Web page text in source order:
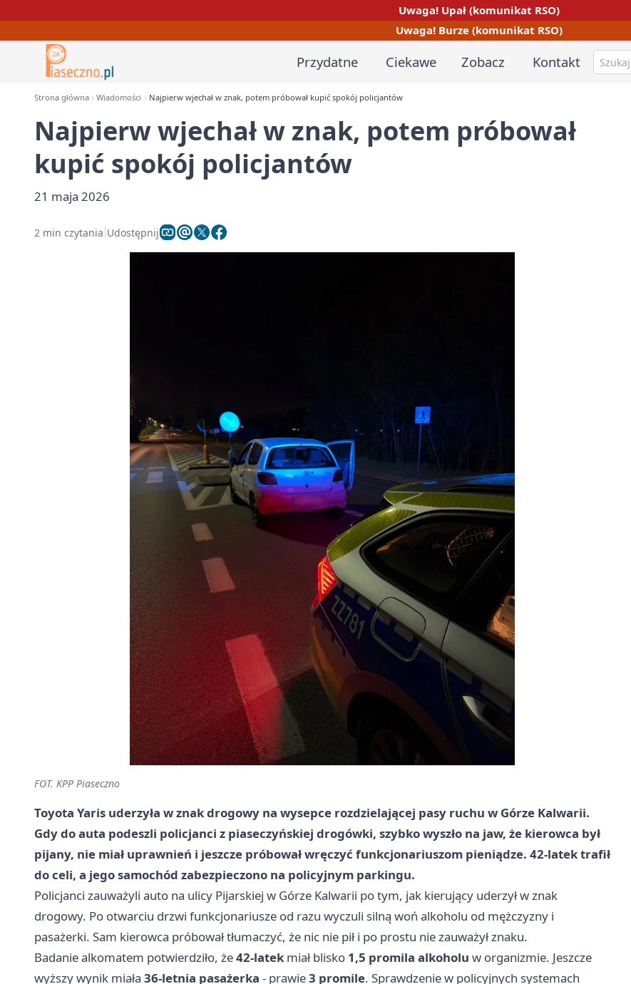
Uwaga! Upał (komunikat RSO)
Uwaga! Burze (komunikat RSO)
Przydatne Ciekawe Zobacz Kontakt
Strona główna Wiadomości Najpierw wjechał w znak, potem próbował kupić spokój policjantów
Najpierw wjechał w znak, potem próbował
kupić spokój policjantów
21 maja 2026
2 min czytania Udostępnij
FOT. KPP Piaseczno
Toyota Yaris uderzyła w znak drogowy na wysepce rozdzielającej pasy ruchu w Górze Kalwarii.
Gdy do auta podeszli policjanci z piaseczyńskiej drogówki, szybko wyszło na jaw, że kierowca był
pijany, nie miał uprawnień i jeszcze próbował wręczyć funkcjonariuszom pieniądze. 42-latektrafił
do celi, a jego samochód zabezpieczono na policyjnym parkingu.
Policjanci zauważyli auto na ulicy Pijarskiej w Górze Kalwarii po tym, jak kierujący uderzył w znak
drogowy. Po otwarciu drzwi funkcjonariusze od razu wyczuli silną woń alkoholu od mężczyzny i
pasażerki. Sam kierowca próbował tłumaczyć, że nic nie pił i po prostu nie zauważył znaku.
Badanie alkomatem potwierdziło, że42-latek miał blisko 1,5 promila alkoholu w organizmie. Jeszcze
wyższy wynik miała 36-letnia pasażerka - prawie3 promile. Sprawdzenie w policyjnych systemach